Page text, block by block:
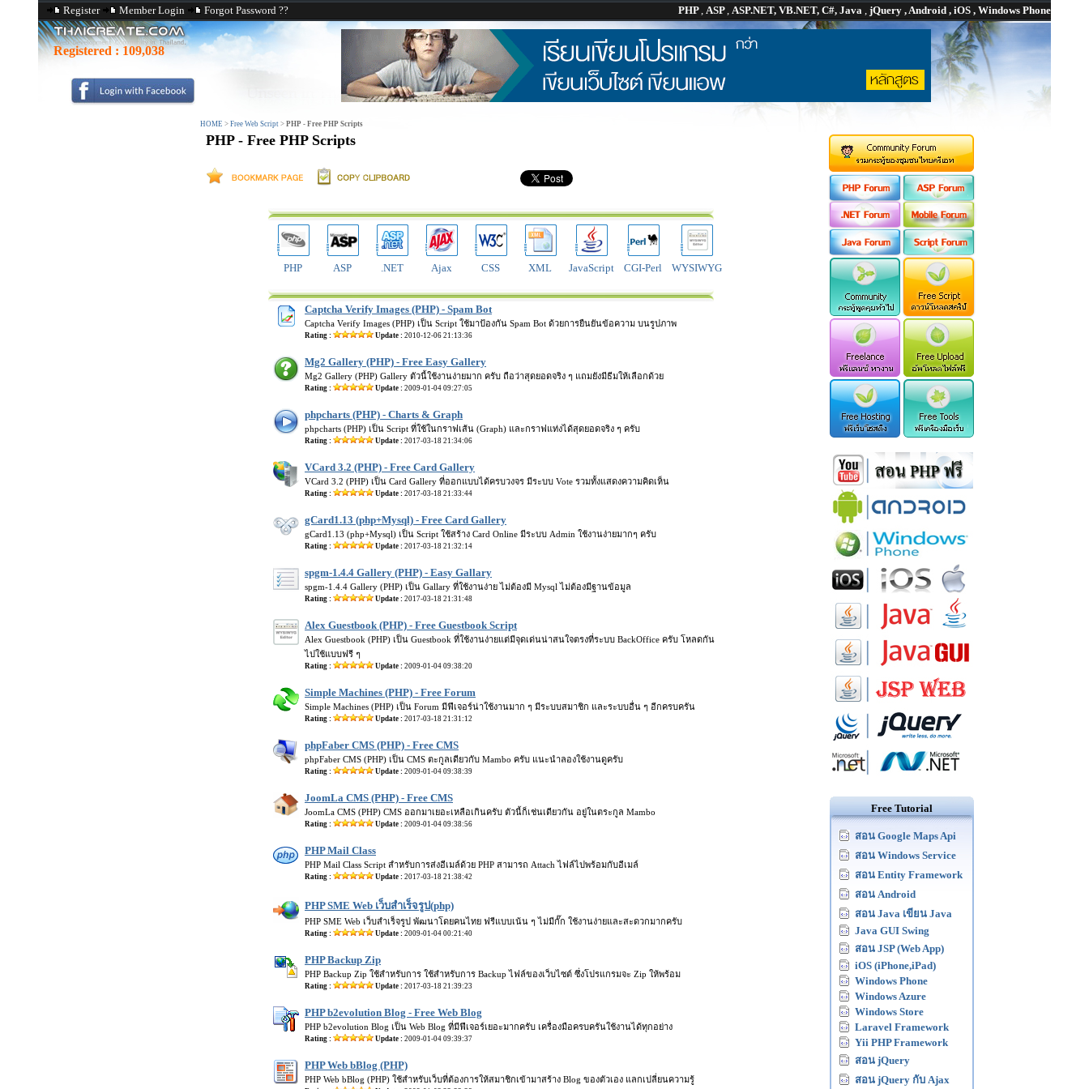
Register Member Login Forgot Password ?? PHP, ASP, ASP.NET, VB.NET, C#, Java , jQuery , Android , iOS , Windows Phone
Registered : 109,038
HOME > Free Web Script > PHP - Free PHP Scripts
PHP - Free PHP Scripts
PHP ASP .NET Ajax CSS XML JavaScript CGI-Perl WYSIWYG
Captcha Verify Images (PHP) - Spam Bot
Captcha Verify Images (PHP) เป็น Script ใช้มาป้องกัน Spam Bot ด้วยการยืนยันข้อความ บนรูปภาพ
Rating : Update : 2010-12-06 21:13:36
Mg2 Gallery (PHP) - Free Easy Gallery
Mg2 Gallery (PHP) Gallery ตัวนี้ใช้งานง่ายมาก ครับ ถือว่าสุดยอดจริง ๆ แถมยังมีธีมให้เลือกด้วย
Rating : Update : 2009-01-04 09:27:05
phpcharts (PHP) - Charts & Graph
phpcharts (PHP) เป็น Script ที่ใช้ในกราฟเส้น (Graph) และกราฟแท่งได้สุดยอดจริง ๆ ครับ
Rating : Update : 2017-03-18 21:34:06
VCard 3.2 (PHP) - Free Card Gallery
VCard 3.2 (PHP) เป็น Card Gallery ที่ออกแบบได้ครบวงจร มีระบบ Vote รวมทั้งแสดงความคิดเห็น
Rating : Update : 2017-03-18 21:33:44
gCard1.13 (php+Mysql) - Free Card Gallery
gCard1.13 (php+Mysql) เป็น Script ใช้สร้าง Card Online มีระบบ Admin ใช้งานง่ายมากๆ ครับ
Rating : Update : 2017-03-18 21:32:14
spgm-1.4.4 Gallery (PHP) - Easy Gallary
spgm-1.4.4 Gallery (PHP) เป็น Gallary ที่ใช้งานง่าย ไม่ต้องมี Mysql ไม่ต้องมีฐานข้อมูล
Rating : Update : 2017-03-18 21:31:48
Alex Guestbook (PHP) - Free Guestbook Script
Alex Guestbook (PHP) เป็น Guestbook ที่ใช้งานง่ายแต่มีจุดเด่นน่าสนใจตรงที่ระบบ BackOffice ครับ โหลดกัน
ไปใช้แบบฟรี ๆ
Rating : Update : 2009-01-04 09:38:20
Simple Machines (PHP) - Free Forum
Simple Machines (PHP) เป็น Forum มีฟีเจอร์น่าใช้งานมาก ๆ มีระบบสมาชิก และระบบอื่น ๆ อีกครบครัน
Rating : Update : 2017-03-18 21:31:12
phpFaber CMS (PHP) - Free CMS
phpFaber CMS (PHP) เป็น CMS ตะกูลเดียวกับ Mambo ครับ แนะนำลองใช้งานดูครับ
Rating : Update : 2009-01-04 09:38:39
JoomLa CMS (PHP) - Free CMS
JoomLa CMS (PHP) CMS ออกมาเยอะเหลือเกินครับ ตัวนี้ก็เช่นเดียวกัน อยู่ในตระกูล Mambo
Rating : Update : 2009-01-04 09:38:56
PHP Mail Class
PHP Mail Class Script สำหรับการส่งอีเมล์ด้วย PHP สามารถ Attach ไฟล์ไปพร้อมกับอีเมล์
Rating : Update : 2017-03-18 21:38:42
PHP SME Web เว็บสำเร็จรูป(php)
PHP SME Web เว็บสำเร็จรูป พัฒนาโดยคนไทย ฟรีแบบเน้น ๆ ไม่มีกั๊ก ใช้งานง่ายและสะดวกมากครับ
Rating : Update : 2009-01-04 00:21:40
PHP Backup Zip
PHP Backup Zip ใช้สำหรับการ ใช้สำหรับการ Backup ไฟล์ของเว็บไซต์ ซึ่งโปรแกรมจะ Zip ให้พร้อม
Rating : Update : 2017-03-18 21:39:23
PHP b2evolution Blog - Free Web Blog
PHP b2evolution Blog เป็น Web Blog ที่มีฟีเจอร์เยอะมากครับ เครื่องมือครบครันใช้งานได้ทุกอย่าง
Rating : Update : 2009-01-04 09:39:37
PHP Web bBlog (PHP)
PHP Web bBlog (PHP) ใช้สำหรับเว็บที่ต้องการให้สมาชิกเข้ามาสร้าง Blog ของตัวเอง แลกเปลี่ยนความรู้
Free Tutorial
สอน Google Maps Api
สอน Windows Service
สอน Entity Framework
สอน Android
สอน Java เขียน Java
Java GUI Swing
สอน JSP (Web App)
iOS (iPhone,iPad)
Windows Phone
Windows Azure
Windows Store
Laravel Framework
Yii PHP Framework
สอน jQuery
สอน jQuery กับ Ajax